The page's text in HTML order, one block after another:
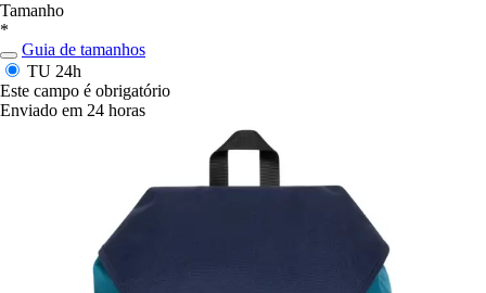
Tamanho
*
Guia de tamanhos
TU 24h
Este campo é obrigatório
Enviado em 24 horas